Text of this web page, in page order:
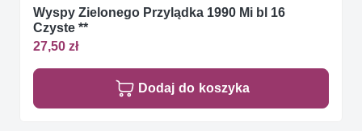
Wyspy Zielonego Przylądka 1990 Mi bl 16
Czyste **
27,50 zł
Dodaj do koszyka